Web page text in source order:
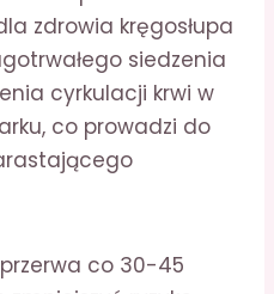
zdrowia kręgosłupa
siedzenia
cyrkulacji krwi w
co prowadzi do
co 30-45